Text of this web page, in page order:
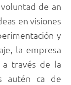
de an
en visiones
y
la empresa
a través de la
autén ca de